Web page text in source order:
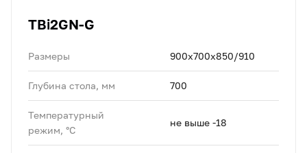
TBi2GN-G
Размеры 900х700х850/910
Глубина стола, мм 700
Температурный
режим, °C
не выше -18